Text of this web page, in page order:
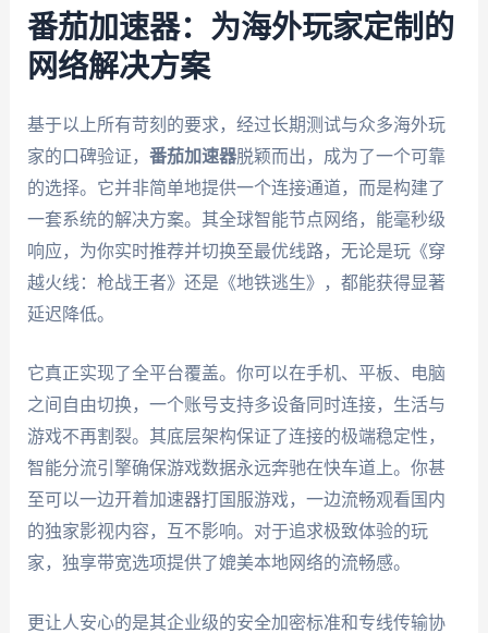
番茄加速器：为海外玩家定制的
网络解决方案
基于以上所有苛刻的要求，经过长期测试与众多海外玩
家的口碑验证， 番茄加速器脱颖而出，成为了一个可靠
的选择。它并非简单地提供一个连接通道，而是构建了
一套系统的解决方案。其全球智能节点网络，能毫秒级
响应，为你实时推荐并切换至最优线路，无论是玩《穿
越火线：枪战王者》还是《地铁逃生》，都能获得显著
延迟降低。
它真正实现了全平台覆盖。你可以在手机、平板、电脑
之间自由切换，一个账号支持多设备同时连接，生活与
游戏不再割裂。其底层架构保证了连接的极端稳定性，
智能分流引擎确保游戏数据永远奔驰在快车道上。你甚
至可以一边开着加速器打国服游戏，一边流畅观看国内
的独家影视内容，互不影响。对于追求极致体验的玩
家，独享带宽选项提供了媲美本地网络的流畅感。
更让人安心的是其企业级的安全加密标准和专线传输协